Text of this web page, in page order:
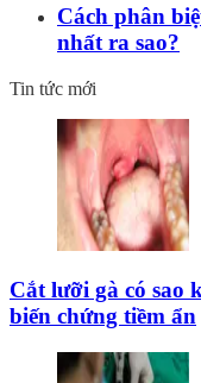
Cách phân
nhất ra sao?
Tin tức mới
Cắt lưỡi gà có sao
biến chứng tiềm ẩn